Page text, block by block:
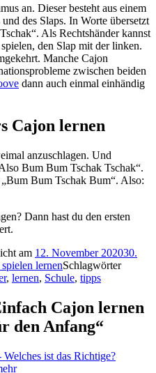
an. Dieser besteht aus einem
des Slaps. In Worte übersetzt
Als Rechtshänder kannst
den Slap mit der linken.
Manche Cajon
zwischen beiden
dann auch einmal einhändig
Cajon lernen
anzuschlagen. Und
Bum Bum Tschak Tschak“.
Bum Tschak Bum“. Also:
Dann hast du den ersten
am 12. November 202030.
lernenSchlagwörter
, lernen, Schule, tipps
Cajon lernen
den Anfang“
ist das Richtige?